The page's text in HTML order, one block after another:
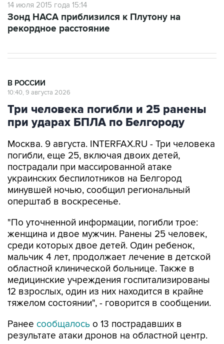
14 июля 2015 года 15:14
Зонд НАСА приблизился к Плутону на
рекордное расстояние
В РОССИИ
10:40, 9 августа 2026
Три человека погибли и 25 ранены
при ударах БПЛА по Белгороду
Москва. 9 августа. INTERFAX.RU - Три человека
погибли, еще 25, включая двоих детей,
пострадали при массированной атаке
украинских беспилотников на Белгород
минувшей ночью, сообщил региональный
оперштаб в воскресенье.
"По уточненной информации, погибли трое:
женщина и двое мужчин. Ранены 25 человек,
среди которых двое детей. Один ребенок,
мальчик 4 лет, продолжает лечение в детской
областной клинической больнице. Также в
медицинские учреждения госпитализированы
12 взрослых, один из них находится в крайне
тяжелом состоянии", - говорится в сообщении.
Ранее сообщалось о 13 пострадавших в
результате атаки дронов на областной центр.